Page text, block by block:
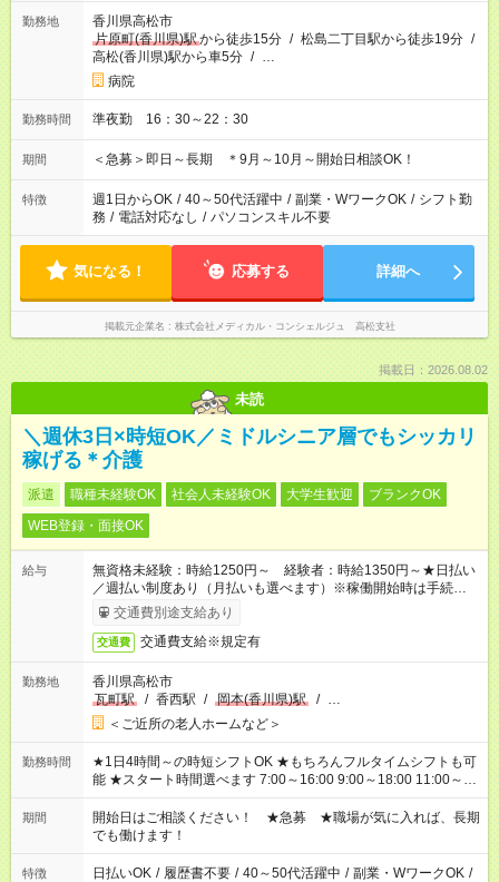
勤務地
香川県高松市
片原町(香川県)駅から徒歩15分 / 松島二丁目駅から徒歩19分 /
高松(香川県)駅から車5分 / …
病院
勤務時間 準夜勤 16：30～22：30
期間 ＜急募＞即日～長期 ＊9月～10月～開始日相談OK！
特徴 週1日からOK / 40～50代活躍中 / 副業・WワークOK / シフト勤
務 / 電話対応なし / パソコンスキル不要
気になる！ 応募する 詳細へ
掲載元企業名 株式会社メディカル・コンシェルジュ 高松支社
掲載日：2026.08.02
未読
＼週休3日×時短OK／ミドルシニア層でもシッカリ
稼げる＊介護
派遣 職種未経験OK 社会人未経験OK 大学生歓迎
ブランクOK
WEB登録・面接OK
給与
無資格未経験：時給1250円～ 経験者：時給1350円～★日払い
／週払い制度あり（月払いも選べます）※稼働開始時は手続き完
了次第のお支払いとなります。
交通費別途支給あり
交通費 交通費支給※規定有
勤務地
香川県高松市
瓦町駅
/ 香西駅 / 岡本(香川県)駅 / …
＜ご近所の老人ホームなど＞
勤務時間
★1日4時間～の時短シフトOK ★もちろんフルタイムシフトも可
能 ★スタート時間選べます 7:00～16:00 9:00～18:00 11:00～
20:00 など 残業なし！ ※Wワークの場合、他のお仕事と合わせ
週40時間超の就業はご案内できません ※法令に基づき、週20時
間以上勤務は社会保険への加入対象となります ※労働者派遣法
（日雇い派遣の原則禁止）により、短時間・短期間の就業はご
案内が難しい場合があります
期間
開始日はご相談ください！ ★急募 ★職場が気に入れば、長期
でも働けます！
特徴 日払いOK / 履歴書不要 / 40～50代活躍中 / 副業・WワークOK /